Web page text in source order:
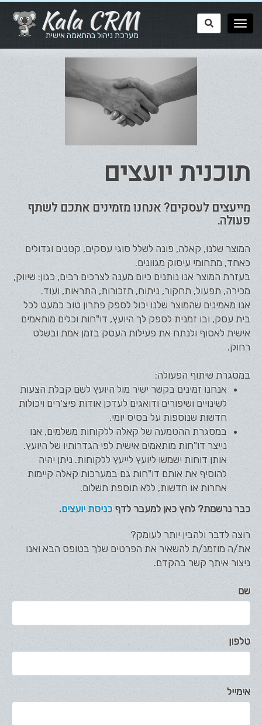
Kala CRM
מערכת ניהול בהתאמה אישית
תוכנית יועצים
מייעצים לעסקים? אנחנו מזמינים אתכם לשתף
פעולה.
המוצר שלנו, קאלה, פונה לשלל סוגי עסקים, קטנים וגדולים
כאחד, מתחומי עיסוק מגוונים.
בעזרת המוצר אנו נותנים כיום מענה לצרכים רבים, כגון: שיווק,
מכירה, תפעול, תחקור, ניתוח, תזכורות, התראות, ועוד.
אנו מאמינים שהמוצר שלנו יכול לספק פתרון טוב כמעט לכל
בית עסק, ובו זמנית לספק לך היועץ, דו"חות וכלים מותאמים
אישית לאסוף ולנתח את פעילות העסק בזמן אמת ובשלט
רחוק.
במסגרת שיתוף הפעולה:
אנחנו זמינים בקשר ישיר מול היועץ לשם קבלת הצעות
לשינויים ושיפורים ודואגים לעדכן אודות פיצ'רים ויכולות
חדשות שנוספות על בסיס יומי.
במסגרת ההטמעה של קאלה ללקוחות משלמים, אנו
נייצר דו"חות מותאמים אישית לפי הגדרותיו של היועץ.
אותן דוחות ישמשו ליועץ לייעץ ללקוחות. ניתן יהיה
להוסיף את אותם דו"חות גם במערכות קאלה קיימות
אחרות או חדשות, ללא תוספת תשלום.
כבר נרשמת? לחץ כאן למעבר לדףכניסת יועצים.
רוצה לדבר ולהבין יותר לעומק?
את/ה מוזמנ/ת להשאיר את הפרטים שלך בטופס הבא ואנו
ניצור איתך קשר בהקדם.
שם
טלפון
אימייל